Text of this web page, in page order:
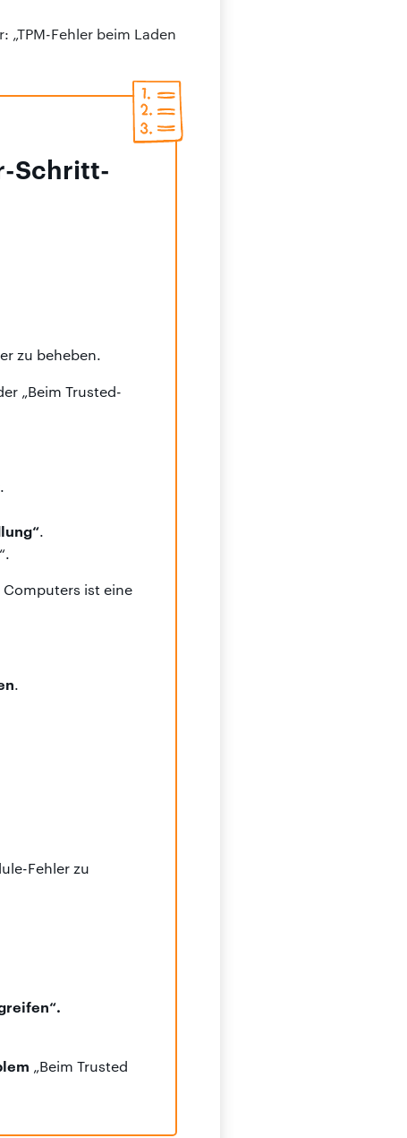
„TPM-Fehler beim Laden
Schritt-
zu beheben.
„Beim Trusted-
.
.
“.
Computers ist eine
.
Fehler zu
„Beim Trusted